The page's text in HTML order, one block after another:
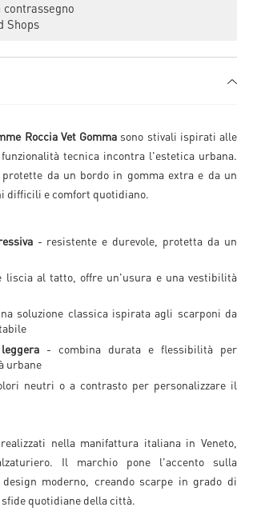
Shops
Roccia Vet Gomma sono stivali ispirati alle
tecnica incontra l'estetica urbana.
da un bordo in gomma extra e da un
difficili e comfort quotidiano.
- resistente e durevole, protetta da un
al tatto, offre un'usura e una vestibilità
soluzione classica ispirata agli scarponi da
- combina durata e flessibilità per
urbane
neutri o a contrasto per personalizzare il
nella manifattura italiana in Veneto,
Il marchio pone l'accento sulla
moderno, creando scarpe in grado di
quotidiane della città.